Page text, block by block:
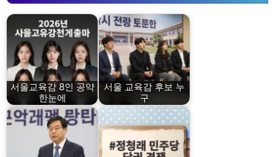
서울교육감 8인 공약
한눈에
서울 교육감 후보 누
구